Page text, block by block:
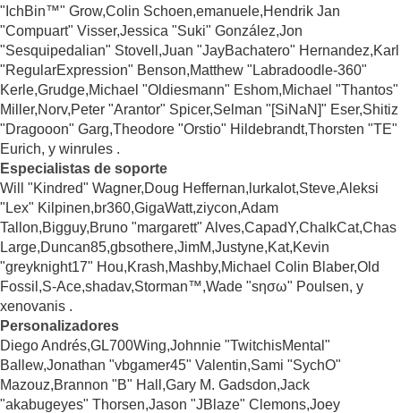
"IchBin™" Grow,Colin Schoen,emanuele,Hendrik Jan
"Compuart" Visser,Jessica "Suki" González,Jon
"Sesquipedalian" Stovell,Juan "JayBachatero" Hernandez,Karl
"RegularExpression" Benson,Matthew "Labradoodle-360"
Kerle,Grudge,Michael "Oldiesmann" Eshom,Michael "Thantos"
Miller,Norv,Peter "Arantor" Spicer,Selman "[SiNaN]" Eser,Shitiz
"Dragooon" Garg,Theodore "Orstio" Hildebrandt,Thorsten "TE"
Eurich, y winrules .
Especialistas de soporte
Will "Kindred" Wagner,Doug Heffernan,lurkalot,Steve,Aleksi
"Lex" Kilpinen,br360,GigaWatt,ziycon,Adam
Tallon,Bigguy,Bruno "margarett" Alves,CapadY,ChalkCat,Chas
Large,Duncan85,gbsothere,JimM,Justyne,Kat,Kevin
"greyknight17" Hou,Krash,Mashby,Michael Colin Blaber,Old
Fossil,S-Ace,shadav,Storman™,Wade "sησω" Poulsen, y
xenovanis .
Personalizadores
Diego Andrés,GL700Wing,Johnnie "TwitchisMental"
Ballew,Jonathan "vbgamer45" Valentin,Sami "SychO"
Mazouz,Brannon "B" Hall,Gary M. Gadsdon,Jack
"akabugeyes" Thorsen,Jason "JBlaze" Clemons,Joey